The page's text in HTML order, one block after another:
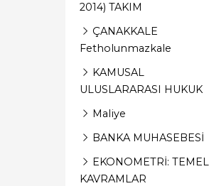
2014) TAKIM
ÇANAKKALE
Fetholunmazkale
KAMUSAL
ULUSLARARASI HUKUK
Maliye
BANKA MUHASEBESİ
EKONOMETRİ: TEMEL
KAVRAMLAR